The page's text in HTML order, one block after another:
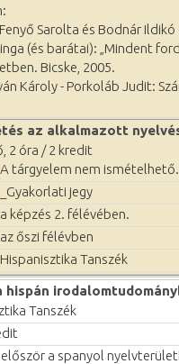
Sarolta és Bodnár
(és barátai): „Mindent
Bicske, 2005.
Károly - Porkoláb Judit:
az alkalmazott
2 óra / 2 kredit
A tárgyelem nem ismételhető.
_Gyakorlati jegy
a képzés 2. félévében.
az őszi félévben
Hispanisztika Tanszék
hispán
Tanszék
először a spanyol